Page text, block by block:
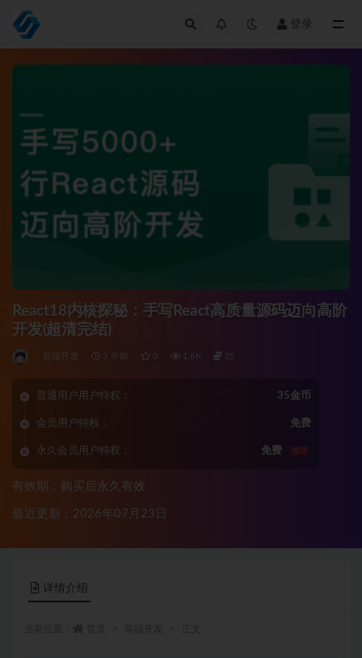
登录
React18内核探秘：手写React高质量源码迈向高阶
开发(超清完结)
前端开发 3 年前 0 1.6K 35
普通用户用户特权： 35金币
会员用户特权： 免费
永久会员用户特权： 免费 推荐
有效期：购买后永久有效
最近更新：2026年07月23日
详情介绍